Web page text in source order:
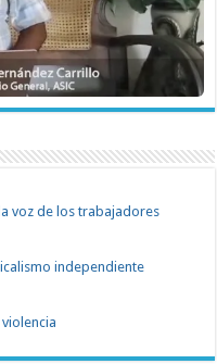
voz de los trabajadores
independiente